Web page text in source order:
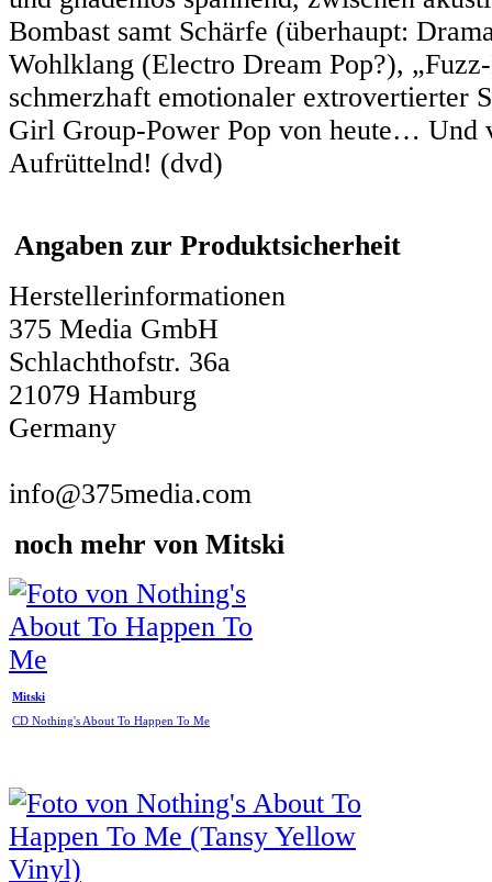
Bombast samt Schärfe (überhaupt:
Wohlklang (Electro Dream Pop?),
schmerzhaft emotionaler
Girl Group-Power Pop von heute… Und
Aufrüttelnd! (dvd)
Angaben zur Produktsicherheit
Herstellerinformationen
375 Media GmbH
Schlachthofstr. 36a
21079 Hamburg
Germany
info@375media.com
noch mehr von Mitski
Mitski
CD Nothing's About To Happen To Me